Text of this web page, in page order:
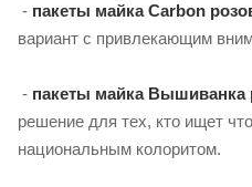
- пакеты майка Carbon
вариант с привлекающим
- пакеты майка Вышиванка
решение для тех, кто ищет
национальным колоритом.